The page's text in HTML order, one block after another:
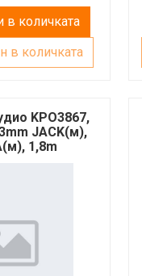
в количката
в количката
KPO3867,
JACK(м),
1,8m